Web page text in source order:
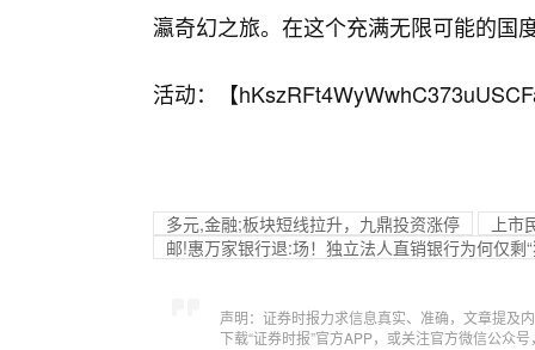
瀛奇幻之旅。在这个充满无限可能的国
活动：【
多元,金融;板块短线拉升，九鼎投资涨停
上市
邮!惠万家银行退:场！独立法人直销银行为何仅剩
声明：证券时报力求信息真实、准确，文章提及
下载“证券时报”官方APP，或关注官方微信公众